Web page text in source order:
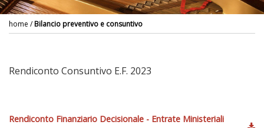
home /Bilancio preventivo e consuntivo
Rendiconto Consuntivo E.F. 2023
Rendiconto Finanziario Decisionale - Entrate Ministeriali